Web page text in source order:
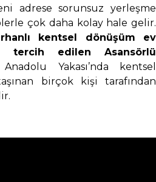
adrese sorunsuz yerleşme
çok daha kolay hale gelir.
kentsel dönüşüm ev
tercih edilen Asansörlü
Yakası’nda kentsel
birçok kişi tarafından